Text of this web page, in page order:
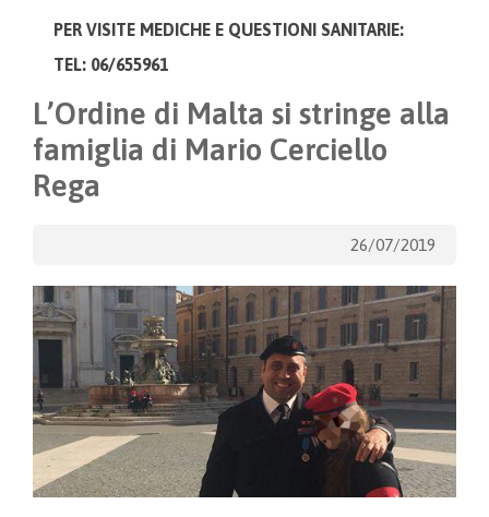
PER VISITE MEDICHE E QUESTIONI SANITARIE:
TEL: 06/655961
L’Ordine di Malta si stringe alla
famiglia di Mario Cerciello
Rega
26/07/2019